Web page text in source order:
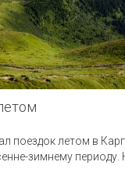
поездок летом в
зимнему периоду.